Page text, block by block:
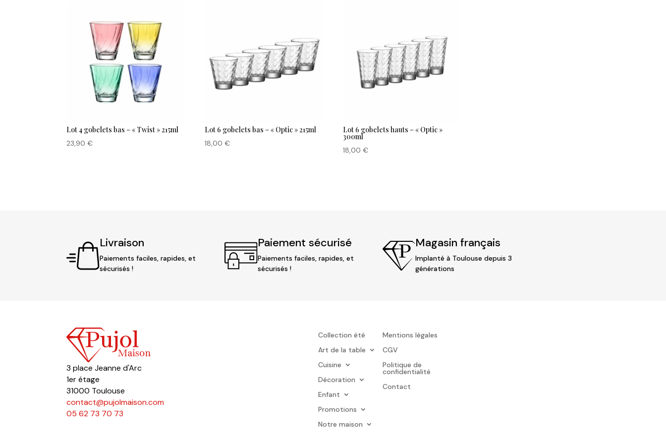
Lot 4 gobelets bas – « Twist » 215ml
23,90€
Lot 6 gobelets bas – « Optic » 215ml
18,00€
Lot 6 gobelets hauts – « Optic »
300ml
18,00€
Livraison
Paiements faciles, rapides, et
sécurisés !
Paiement sécurisé
Paiements faciles, rapides, et
sécurisés !
Magasin français
Implanté à Toulouse depuis 3
générations
3 place Jeanne d'Arc
1er étage
31000 Toulouse
contact@pujolmaison.com
05 62 73 70 73
Collection été
Art de la table
Cuisine
Décoration
Enfant
Promotions
Notre maison
Mentions légales
CGV
Politique de
confidentialité
Contact